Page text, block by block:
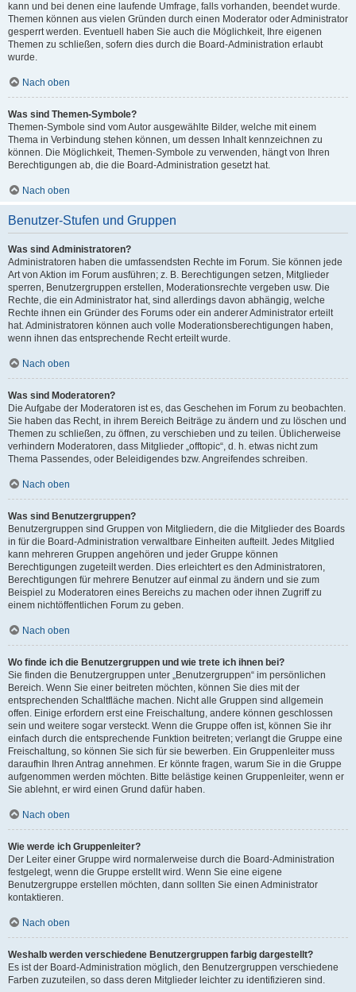
kann und bei denen eine laufende Umfrage, falls vorhanden, beendet wurde.
Themen können aus vielen Gründen durch einen Moderator oder Administrator
gesperrt werden. Eventuell haben Sie auch die Möglichkeit, Ihre eigenen
Themen zu schließen, sofern dies durch die Board-Administration erlaubt
wurde.
Nach oben
Was sind Themen-Symbole?
Themen-Symbole sind vom Autor ausgewählte Bilder, welche mit einem
Thema in Verbindung stehen können, um dessen Inhalt kennzeichnen zu
können. Die Möglichkeit, Themen-Symbole zu verwenden, hängt von Ihren
Berechtigungen ab, die die Board-Administration gesetzt hat.
Nach oben
Benutzer-Stufen und Gruppen
Was sind Administratoren?
Administratoren haben die umfassendsten Rechte im Forum. Sie können jede
Art von Aktion im Forum ausführen; z. B. Berechtigungen setzen, Mitglieder
sperren, Benutzergruppen erstellen, Moderationsrechte vergeben usw. Die
Rechte, die ein Administrator hat, sind allerdings davon abhängig, welche
Rechte ihnen ein Gründer des Forums oder ein anderer Administrator erteilt
hat. Administratoren können auch volle Moderationsberechtigungen haben,
wenn ihnen das entsprechende Recht erteilt wurde.
Nach oben
Was sind Moderatoren?
Die Aufgabe der Moderatoren ist es, das Geschehen im Forum zu beobachten.
Sie haben das Recht, in ihrem Bereich Beiträge zu ändern und zu löschen und
Themen zu schließen, zu öffnen, zu verschieben und zu teilen. Üblicherweise
verhindern Moderatoren, dass Mitglieder „offtopic“, d. h. etwas nicht zum
Thema Passendes, oder Beleidigendes bzw. Angreifendes schreiben.
Nach oben
Was sind Benutzergruppen?
Benutzergruppen sind Gruppen von Mitgliedern, die die Mitglieder des Boards
in für die Board-Administration verwaltbare Einheiten aufteilt. Jedes Mitglied
kann mehreren Gruppen angehören und jeder Gruppe können
Berechtigungen zugeteilt werden. Dies erleichtert es den Administratoren,
Berechtigungen für mehrere Benutzer auf einmal zu ändern und sie zum
Beispiel zu Moderatoren eines Bereichs zu machen oder ihnen Zugriff zu
einem nichtöffentlichen Forum zu geben.
Nach oben
Wo finde ich die Benutzergruppen und wie trete ich ihnen bei?
Sie finden die Benutzergruppen unter „Benutzergruppen“ im persönlichen
Bereich. Wenn Sie einer beitreten möchten, können Sie dies mit der
entsprechenden Schaltfläche machen. Nicht alle Gruppen sind allgemein
offen. Einige erfordern erst eine Freischaltung, andere können geschlossen
sein und weitere sogar versteckt. Wenn die Gruppe offen ist, können Sie ihr
einfach durch die entsprechende Funktion beitreten; verlangt die Gruppe eine
Freischaltung, so können Sie sich für sie bewerben. Ein Gruppenleiter muss
daraufhin Ihren Antrag annehmen. Er könnte fragen, warum Sie in die Gruppe
aufgenommen werden möchten. Bitte belästige keinen Gruppenleiter, wenn er
Sie ablehnt, er wird einen Grund dafür haben.
Nach oben
Wie werde ich Gruppenleiter?
Der Leiter einer Gruppe wird normalerweise durch die Board-Administration
festgelegt, wenn die Gruppe erstellt wird. Wenn Sie eine eigene
Benutzergruppe erstellen möchten, dann sollten Sie einen Administrator
kontaktieren.
Nach oben
Weshalb werden verschiedene Benutzergruppen farbig dargestellt?
Es ist der Board-Administration möglich, den Benutzergruppen verschiedene
Farben zuzuteilen, so dass deren Mitglieder leichter zu identifizieren sind.